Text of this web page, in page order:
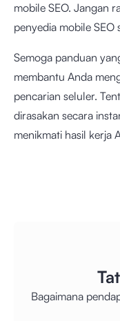
mobile SEO. Jangan
penyedia mobile
Semoga panduan
membantu Anda
pencarian seluler.
dirasakan secara
menikmati hasil kerja
Bagaimana